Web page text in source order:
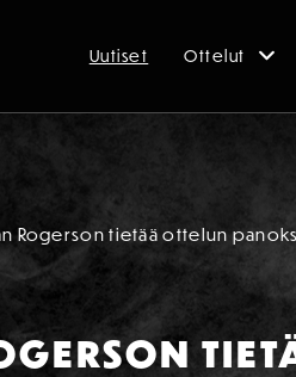
Uutiset Ottelut
Rogerson tietää ottelun